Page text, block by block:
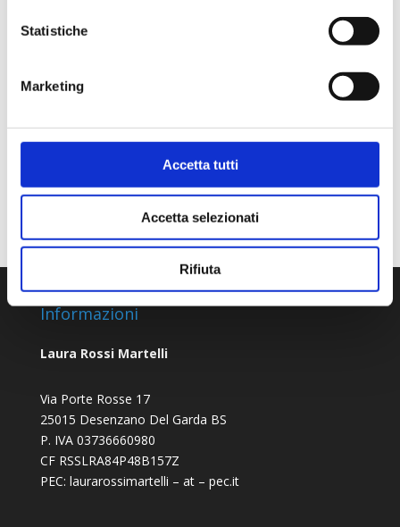
Statistiche
Marketing
Accetta tutti
Accetta selezionati
Rifiuta
cani consulenza online corsi a distanza
dog waling
incontri a distanzo
passeggiate
webinar
Informazioni
Laura Rossi Martelli
Via Porte Rosse 17
25015 Desenzano Del Garda BS
P. IVA 03736660980
CF RSSLRA84P48B157Z
PEC: laurarossimartelli – at – pec.it